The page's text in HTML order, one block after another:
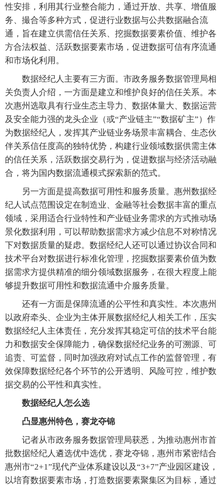
性安排，利用其行业整合能力，通过开放、共享、增值服
务、撮合等多种方式，促进行业数据与公共数据融合流
通，旨在建立供需信任关系、挖掘数据要素价值、维护各
方合法权益、活跃数据要素市场，促进数据可信有序流通
和市场化利用。
数据经纪人主要有三方面。市政务服务数据管理局相
关负责人介绍，一方面是建立和维护良好的信任关系。本
次惠州选取具有行业生态主导力、数据体量大、数据运营
及安全能力强的龙头企业（或“产业链主”“数据矿主”）作
为数据经纪人，发挥其产业链业务场景丰富耦合、生态伙
伴关系信任度高的独特优势，构建行业领域数据供需主体
的信任关系，活跃数据交易行为，促进数据与经济活动融
合，将为国内数据流通模式探索新的范式。
另一方面是提高数据可用性和服务质量。惠州数据经
纪人试点范围设定在制造业、金融等社会数据丰富的重点
领域，采用适合行业特性和产业链业务需求的方式推动场
景化数据利用，可以帮助数据需求方减少信息不对称情况
下对数据质量的疑虑。数据经纪人还可以通过协议合同和
技术平台对数据进行标准化管理，挖掘数据要素价值为数
据需求方提供精准的细分领域数据服务，在很大程度上能
够提升数据可用性和数据流通中介服务质量。
还有一方面是保障流通的公平性和真实性。本次惠州
以政府牵头、企业为主体开展数据经纪人相关工作，压实
数据经纪人主体责任，充分发挥其稳定可信的技术平台能
力和数据安全保障能力，确保数据经纪业务的可溯源、可
追责、可监督，同时加强政府对试点工作的监督管理，有
效保障数据经纪各个环节的公开透明、风险可控，维护数
据交易的公平性和真实性。
数据经纪人怎么选
凸显惠州特色，赛龙夺锦
记者从市政务服务数据管理局获悉，为推动惠州市首
批数据经纪人遴选优中选优，赛龙夺锦，惠州市紧密结合
惠州市“2+1”现代产业体系建设以及“3+7”产业园区建设，
以培育数据要素市场，打造数据要素聚集区为目标，通过